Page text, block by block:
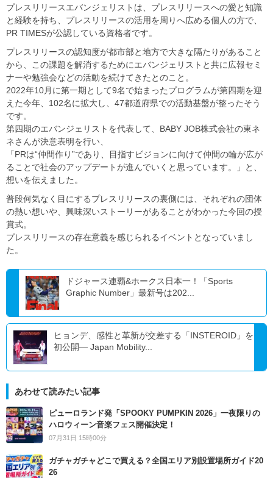
プレスリリースエバンジェリストは、プレスリリースへの愛と知識
と経験を持ち、プレスリリースの活用を周りへ広める個人の方で、
PR TIMESが公認している資格者です。
プレスリリースの認知度が都市部と地方で大きな隔たりがあること
から、この課題を解消するためにエバンジェリストと共に広報セミ
ナーや勉強会などの活動を続けてきたとのこと。
2022年10月に第一期として9名で始まったプログラムが第四期を迎
えた今年、102名に拡大し、47都道府県での活動基盤が整ったそう
です。
第四期のエバンジェリストを代表して、BABY JOB株式会社の東ネ
ネさんが決意表明を行い、
「PRは“仲間作り”であり、目指すビジョンに向けて仲間の輪が広が
ることで社会のアップデートが進んでいくと思っています。」と、
想いを伝えました。
普段何気なく目にするプレスリリースの裏側には、それぞれの団体
の熱い想いや、興味深いストーリーがあることがわかった今回の授
賞式。
プレスリリースの存在意義を感じられるイベントとなっていまし
た。
ドジャース連覇&ホークス日本一！「Sports
Graphic Number」最新号は202...
ヒョンデ、感性と革新が交差する「INSTEROID」を
初公開― Japan Mobility...
あわせて読みたい記事
ピューロランド発「SPOOKY PUMPKIN 2026」一夜限りの
ハロウィーン音楽フェス開催決定！
07月31日 15時00分
ガチャガチャどこで買える？全国エリア別設置場所ガイド20
26